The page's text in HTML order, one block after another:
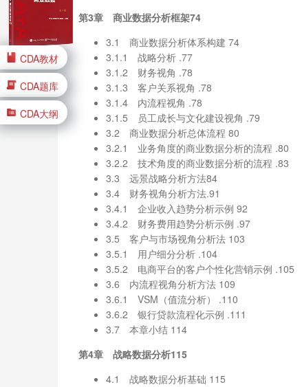
第3章 商业数据分析框架74
3.1 商业数据分析体系构建 74
3.1.1 战略分析 .77
3.1.2 财务视角 .78
3.1.3 客户关系视角 .78
3.1.4 内流程视角 .78
3.1.5 员工成长与文化建设视角 .79
3.2 商业数据分析总体流程 80
3.2.1 业务角度的商业数据分析的流程 .80
3.2.2 技术角度的商业数据分析的流程 .83
3.3 远景战略分析方法84
3.4 财务视角分析方法.91
3.4.1 企业收入趋势分析示例 92
3.4.2 财务费用趋势分析示例 .97
3.5 客户与市场视角分析法 103
3.5.1 用户细分分析 .104
3.5.2 电商平台的客户个性化营销示例 .105
3.6 内流程视角分析方法 109
3.6.1 VSM（值流分析） .110
3.6.2 银行贷款流程化示例 .111
3.7 本章小结 114
第4章 战略数据分析115
4.1 战略数据分析基础 115
CDA教材
CDA题库
CDA大纲